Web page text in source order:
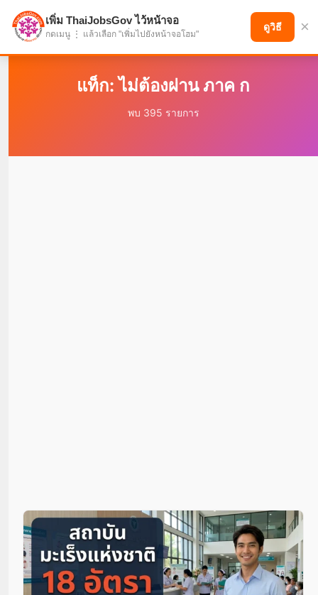
แบ่งปันโอกาส เพื่ออนาคตที่ก้าวหน้า
แท็ก: ไม่ต้องผ่าน ภาค ก
พบ 395 รายการ
เพิ่ม ThaiJobsGov ไว้หน้าจอ
กดเมนู ⋮ แล้วเลือก "เพิ่มไปยังหน้าจอโฮม"
ดูวิธี ×